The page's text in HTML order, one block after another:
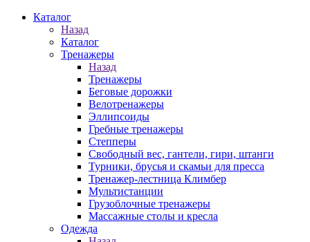
Каталог
Назад
Каталог
Тренажеры
Назад
Тренажеры
Беговые дорожки
Велотренажеры
Эллипсоиды
Гребные тренажеры
Степперы
Свободный вес, гантели, гири, штанги
Турники, брусья и скамьи для пресса
Тренажер-лестница Климбер
Мультистанции
Грузоблочные тренажеры
Массажные столы и кресла
Одежда